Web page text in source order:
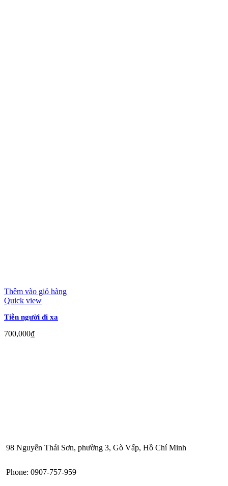
Thêm vào giỏ hàng
Quick view
Tiễn người đi xa
700,000₫
98 Nguyễn Thái Sơn, phường 3, Gò Vấp, Hồ Chí Minh
Phone: 0907-757-959